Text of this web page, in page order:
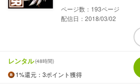
193
配信日：2018/03/02
レンタル(48時間)
1%還元 ：3ポイント獲得